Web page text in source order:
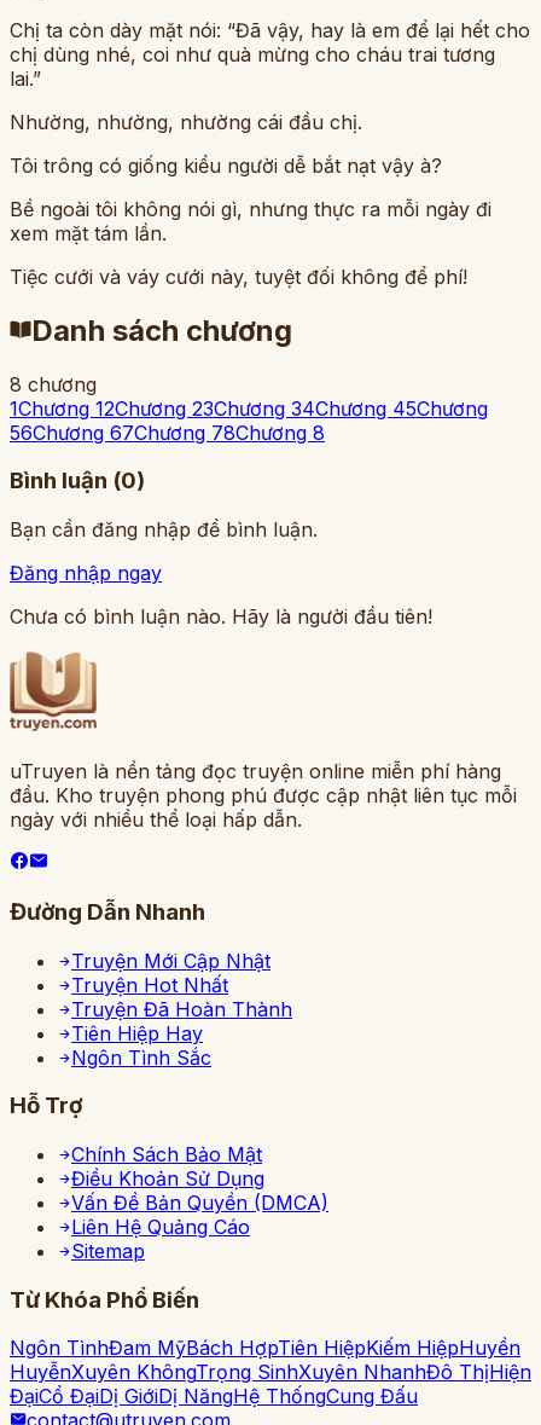
Chị ta còn dày mặt nói: “Đã vậy, hay là em để lại hết cho
chị dùng nhé, coi như quà mừng cho cháu trai tương
lai.”
Nhường, nhường, nhường cái đầu chị.
Tôi trông có giống kiểu người dễ bắt nạt vậy à?
Bề ngoài tôi không nói gì, nhưng thực ra mỗi ngày đi
xem mặt tám lần.
Tiệc cưới và váy cưới này, tuyệt đối không để phí!
Danh sách chương
8 chương
1Chương 12Chương 23Chương 34Chương 45Chương
56Chương 67Chương 78Chương 8
Bình luận (0)
Bạn cần đăng nhập để bình luận.
Đăng nhập ngay
Chưa có bình luận nào. Hãy là người đầu tiên!
uTruyen là nền tảng đọc truyện online miễn phí hàng
đầu. Kho truyện phong phú được cập nhật liên tục mỗi
ngày với nhiều thể loại hấp dẫn.
Đường Dẫn Nhanh
Truyện Mới Cập Nhật
Truyện Hot Nhất
Truyện Đã Hoàn Thành
Tiên Hiệp Hay
Ngôn Tình Sắc
Hỗ Trợ
Chính Sách Bảo Mật
Điều Khoản Sử Dụng
Vấn Đề Bản Quyền (DMCA)
Liên Hệ Quảng Cáo
Sitemap
Từ Khóa Phổ Biến
Ngôn TìnhĐam MỹBách HợpTiên HiệpKiếm HiệpHuyền
HuyễnXuyên KhôngTrọng SinhXuyên NhanhĐô ThịHiện
ĐạiCổ ĐạiDị GiớiDị NăngHệ ThốngCung Đấu